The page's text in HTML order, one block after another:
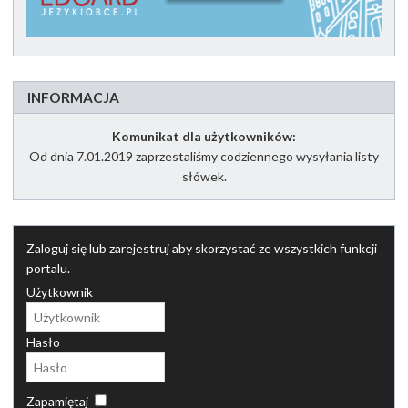
INFORMACJA
Komunikat dla użytkowników:
Od dnia 7.01.2019 zaprzestaliśmy codziennego wysyłania listy
słówek.
Zaloguj się lub zarejestruj aby skorzystać ze wszystkich funkcji
portalu.
Użytkownik
Hasło
Zapamiętaj